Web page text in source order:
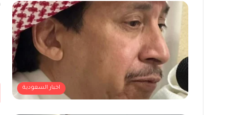
اخبار السعودية